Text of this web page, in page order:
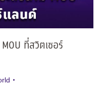
ที่สวิตเซอร์